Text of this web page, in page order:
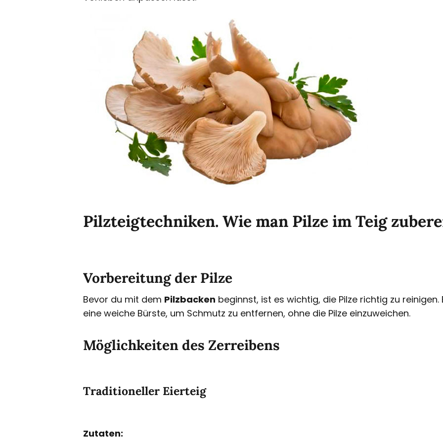
Pilzteigtechniken. Wie man Pilze im Teig
Vorbereitung der Pilze
Bevor du mit dem Pilzbacken beginnst, ist es wichtig, die Pilze richtig zu
eine weiche Bürste, um Schmutz zu entfernen, ohne die Pilze einzuweichen.
Möglichkeiten des Zerreibens
Traditioneller Eierteig
Zutaten: